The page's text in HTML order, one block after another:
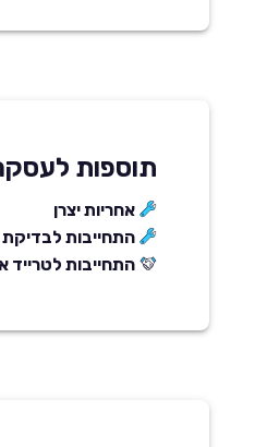
תוספות
אחריות יצרן
התחייבות לבדיקת
התחייבות לטרייד